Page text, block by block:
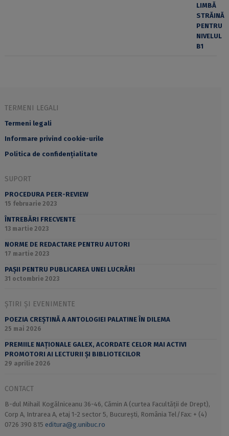
TERMENI LEGALI
Termeni legali
Informare privind cookie-urile
Politica de confidențialitate
SUPORT
PROCEDURA PEER-REVIEW
15 februarie 2023
ÎNTREBĂRI FRECVENTE
13 martie 2023
NORME DE REDACTARE PENTRU AUTORI
17 martie 2023
PAȘII PENTRU PUBLICAREA UNEI LUCRĂRI
31 octombrie 2023
ȘTIRI ȘI EVENIMENTE
POEZIA CREȘTINĂ A ANTOLOGIEI PALATINE ÎN DILEMA
25 mai 2026
PREMIILE NAȚIONALE GALEX, ACORDATE CELOR MAI ACTIVI
PROMOTORI AI LECTURII ȘI BIBLIOTECILOR
29 aprilie 2026
CONTACT
B-dul Mihail Kogălniceanu 36-46, Cămin A (curtea Facultății de Drept),
Corp A, Intrarea A, etaj 1-2 sector 5, București, România Tel/Fax: + (4)
0726 390 815 editura@g.unibuc.ro